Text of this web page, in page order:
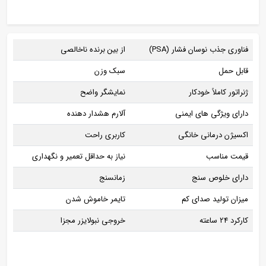
فناوری جذب نوسان فشار (PSA)
از بین برنده ناخالصی
قابل حمل
سبک وزن
ژنراتور کاملاً خودکار
نمایشگر واضح
دارای ویژگی های ایمنی
آلارم هشدار دهنده
اکسیژن درمانی خانگی
کاربری راحت
قیمت مناسب
نیاز به حداقل تعمیر و نگهداری
دارای خلوص سنج
زمانسنج
میزان تولید صدای کم
تایمر خاموش شدن
کارکرد 24 ساعته
خروجی نبولایزر مجزا